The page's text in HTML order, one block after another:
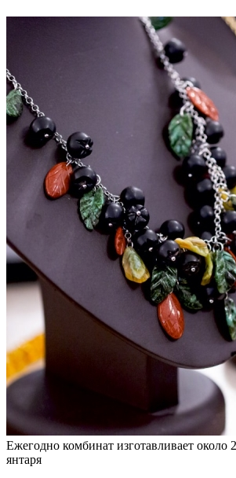
Ежегодно комбинат изготавливает около
янтаря